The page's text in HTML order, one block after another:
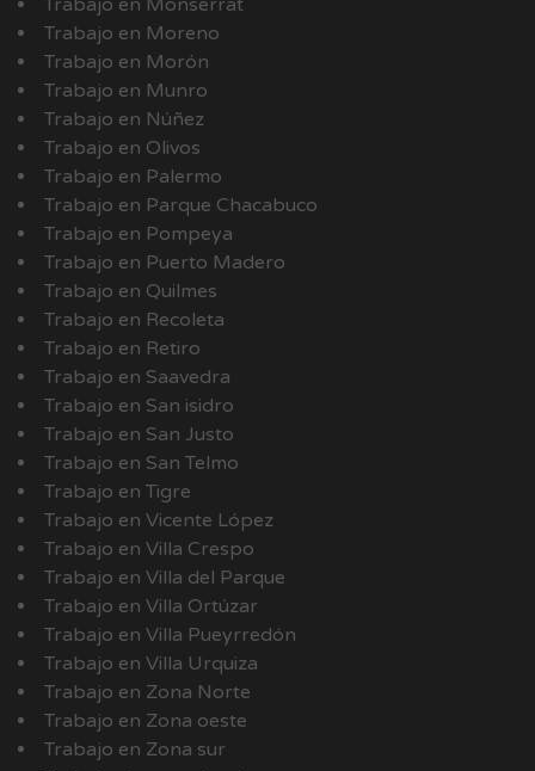
Trabajo en Monserrat
Trabajo en Moreno
Trabajo en Morón
Trabajo en Munro
Trabajo en Núñez
Trabajo en Olivos
Trabajo en Palermo
Trabajo en Parque Chacabuco
Trabajo en Pompeya
Trabajo en Puerto Madero
Trabajo en Quilmes
Trabajo en Recoleta
Trabajo en Retiro
Trabajo en Saavedra
Trabajo en San isidro
Trabajo en San Justo
Trabajo en San Telmo
Trabajo en Tigre
Trabajo en Vicente López
Trabajo en Villa Crespo
Trabajo en Villa del Parque
Trabajo en Villa Ortúzar
Trabajo en Villa Pueyrredón
Trabajo en Villa Urquiza
Trabajo en Zona Norte
Trabajo en Zona oeste
Trabajo en Zona sur